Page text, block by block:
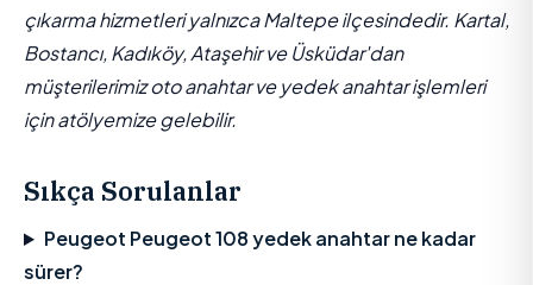
çıkarma hizmetleri yalnızca Maltepe ilçesindedir. Kartal,
Bostancı, Kadıköy, Ataşehir ve Üsküdar'dan
müşterilerimiz oto anahtar ve yedek anahtar işlemleri
için atölyemize gelebilir.
Sıkça Sorulanlar
Peugeot Peugeot 108 yedek anahtar ne kadar
sürer?